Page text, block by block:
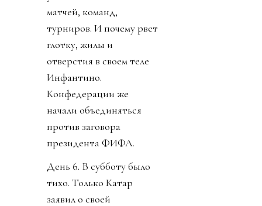
матчей, команд,
турниров. И почему рвет
глотку, жилы и
отверстия в своем теле
Инфантино.
Конфедерации же
начали объединяться
против заговора
президента ФИФА.
День 6. В субботу было
тихо. Только Катар
заявил о своей